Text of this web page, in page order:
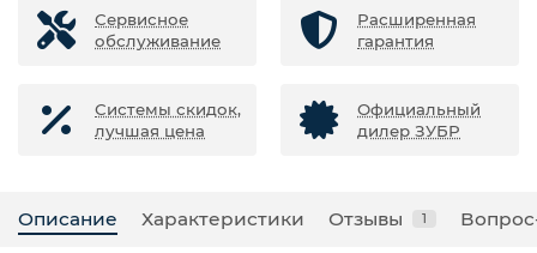
Сервисное
обслуживание
Расширенная
гарантия
Системы скидок,
лучшая цена
Официальный
дилер ЗУБР
Описание Характеристики Отзывы 1